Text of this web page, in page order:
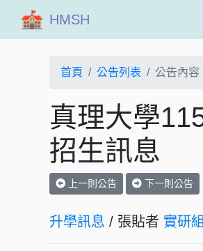
HMSH
首頁 公告列表 公告內容
真理大學
招生訊息
上一則公告 下一則公告
升學訊息 / 張貼者 實研